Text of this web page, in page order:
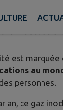
est
au
personnes.
an, ce gaz